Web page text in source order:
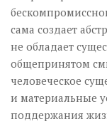
сама создает
не обладает
общепринятом
человеческое
и материальные
поддержания